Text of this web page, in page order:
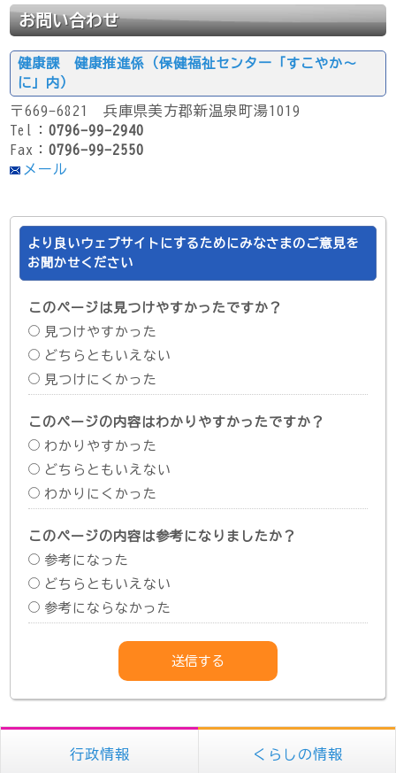
お問い合わせ
健康課 健康推進係（保健福祉センター「すこやか～
に」内）
〒669-6821 兵庫県美方郡新温泉町湯1019
Tel：0796-99-2940
Fax：0796-99-2550
メール
より良いウェブサイトにするためにみなさまのご意見を
お聞かせください
このページは見つけやすかったですか？
見つけやすかった
どちらともいえない
見つけにくかった
このページの内容はわかりやすかったですか？
わかりやすかった
どちらともいえない
わかりにくかった
このページの内容は参考になりましたか？
参考になった
どちらともいえない
参考にならなかった
行政情報 くらしの情報